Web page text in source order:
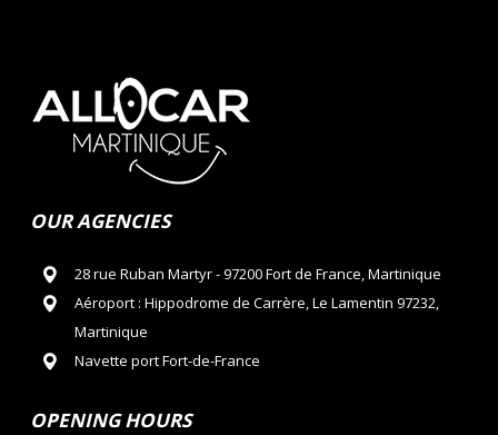
OUR AGENCIES
28 rue Ruban Martyr - 97200 Fort de France, Martinique
Aéroport : Hippodrome de Carrère, Le Lamentin 97232,
Martinique
Navette port Fort-de-France
OPENING HOURS